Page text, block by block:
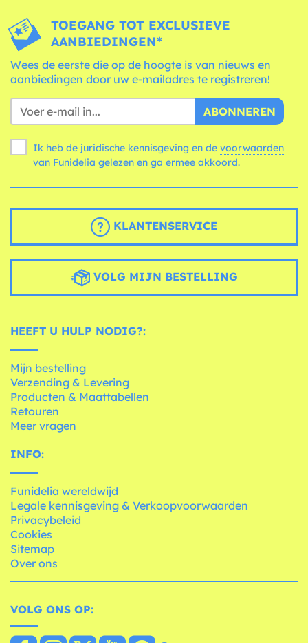
TOEGANG TOT EXCLUSIEVE
AANBIEDINGEN*
Wees de eerste die op de hoogte is van nieuws en
aanbiedingen door uw e-mailadres te registreren!
ABONNEREN
Ik heb de juridische kennisgeving en de voorwaarden
van Funidelia gelezen en ga ermee akkoord.
KLANTENSERVICE
VOLG MIJN BESTELLING
HEEFT U HULP NODIG?:
Mijn bestelling
Verzending & Levering
Producten & Maattabellen
Retouren
Meer vragen
INFO:
Funidelia wereldwijd
Legale kennisgeving & Verkoopvoorwaarden
Privacybeleid
Cookies
Sitemap
Over ons
VOLG ONS OP: